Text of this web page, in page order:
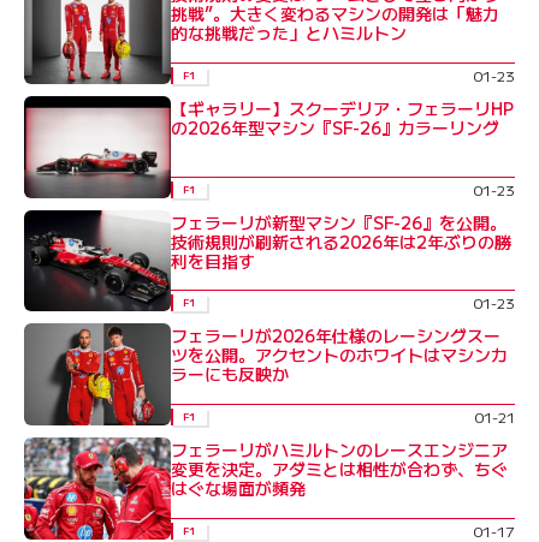
挑戦”。大きく変わるマシンの開発は「魅力
的な挑戦だった」とハミルトン
F1 01-23
【ギャラリー】スクーデリア・フェラーリHP
の2026年型マシン『SF-26』カラーリング
F1 01-23
フェラーリが新型マシン『SF-26』を公開。
技術規則が刷新される2026年は2年ぶりの勝
利を目指す
F1 01-23
フェラーリが2026年仕様のレーシングスー
ツを公開。アクセントのホワイトはマシンカ
ラーにも反映か
F1 01-21
フェラーリがハミルトンのレースエンジニア
変更を決定。アダミとは相性が合わず、ちぐ
はぐな場面が頻発
F1 01-17